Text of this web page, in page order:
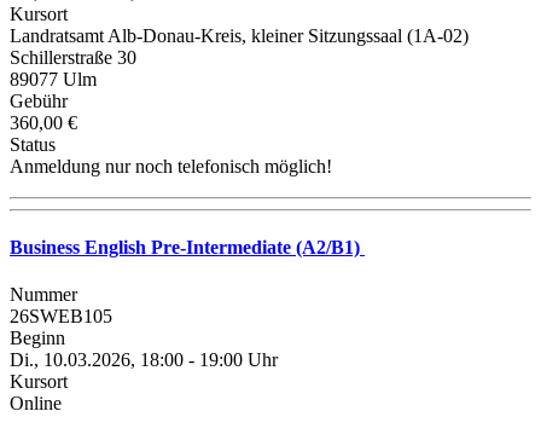
Kursort
Landratsamt Alb-Donau-Kreis, kleiner Sitzungssaal (1A-02)
Schillerstraße 30
89077 Ulm
Gebühr
360,00 €
Status
Anmeldung nur noch telefonisch möglich!
Business English Pre-Intermediate (A2/B1)
Nummer
26SWEB105
Beginn
Di., 10.03.2026, 18:00 - 19:00 Uhr
Kursort
Online